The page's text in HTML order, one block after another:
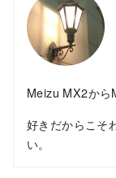
Meizu MX2から
好きだからこそ
い。